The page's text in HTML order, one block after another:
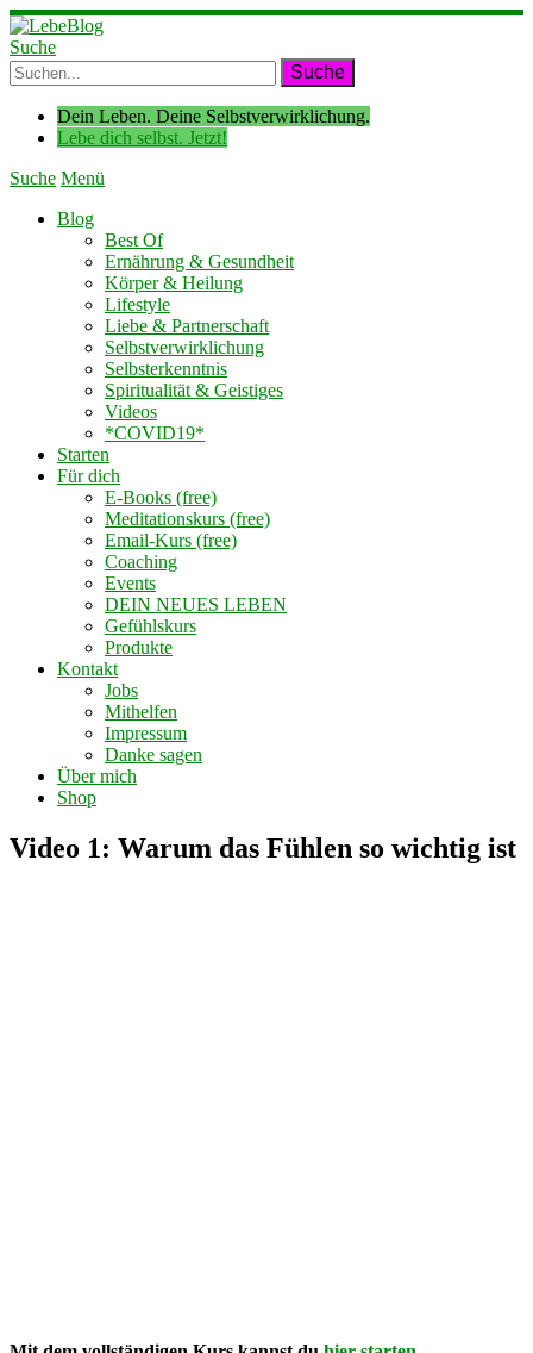
Suche
Dein Leben. Deine Selbstverwirklichung.
Lebe dich selbst. Jetzt!
Suche Menü
Blog
Best Of
Ernährung & Gesundheit
Körper & Heilung
Lifestyle
Liebe & Partnerschaft
Selbstverwirklichung
Selbsterkenntnis
Spiritualität & Geistiges
Videos
*COVID19*
Starten
Für dich
E-Books (free)
Meditationskurs (free)
Email-Kurs (free)
Coaching
Events
DEIN NEUES LEBEN
Gefühlskurs
Produkte
Kontakt
Jobs
Mithelfen
Impressum
Danke sagen
Über mich
Shop
Video 1: Warum das Fühlen so wichtig ist